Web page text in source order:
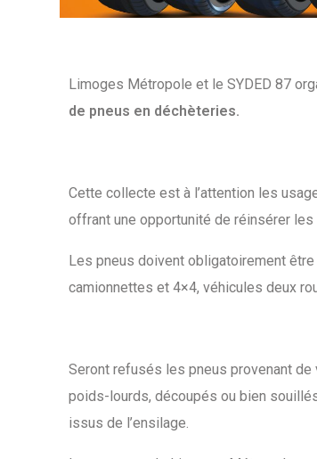
Limoges Métropole et le SYDED 87
de pneus en déchèteries.
Cette collecte est à l’attention les
offrant une opportunité de réinsérer
Les pneus doivent obligatoirement
camionnettes et 4×4, véhicules deux
Seront refusés les pneus provenant
poids-lourds, découpés ou bien
issus de l’ensilage.